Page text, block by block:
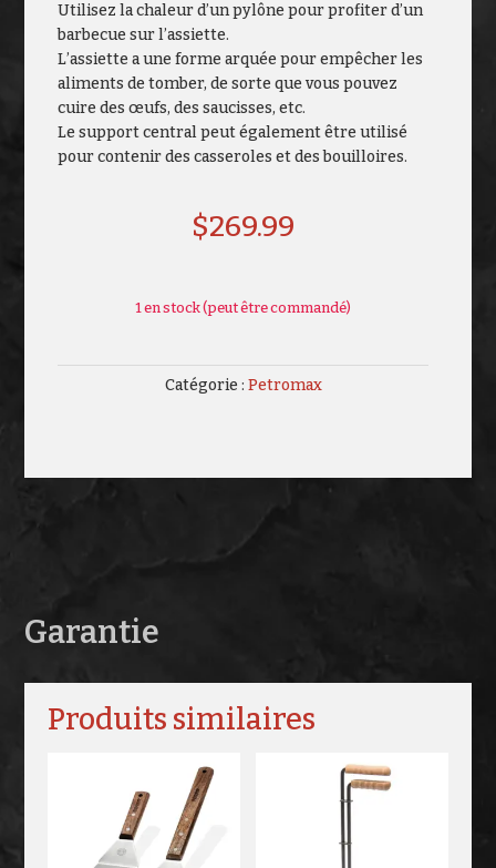
Utilisez la chaleur d’un pylône pour profiter d’un
barbecue sur l’assiette.
L’assiette a une forme arquée pour empêcher les
aliments de tomber, de sorte que vous pouvez
cuire des œufs, des saucisses, etc.
Le support central peut également être utilisé
pour contenir des casseroles et des bouilloires.
$269.99
1 en stock (peut être commandé)
Catégorie : Petromax
Garantie
Produits similaires